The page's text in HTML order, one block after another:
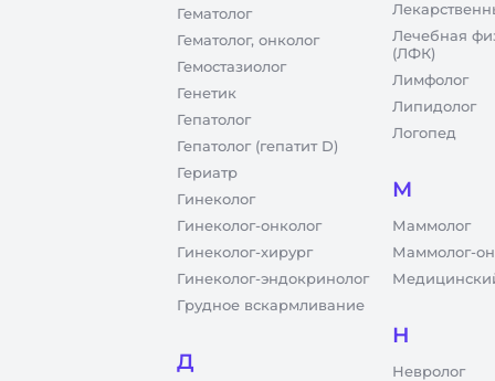
Гематолог
Гематолог, онколог
Гемостазиолог
Генетик
Гепатолог
Гепатолог (гепатит D)
Гериатр
Гинеколог
Гинеколог-онколог
Гинеколог-хирург
Гинеколог-эндокринолог
Грудное вскармливание
Д
Лечебная
(ЛФК)
Лимфолог
Липидолог
Логопед
М
Маммолог
Маммолог-
Н
Невролог